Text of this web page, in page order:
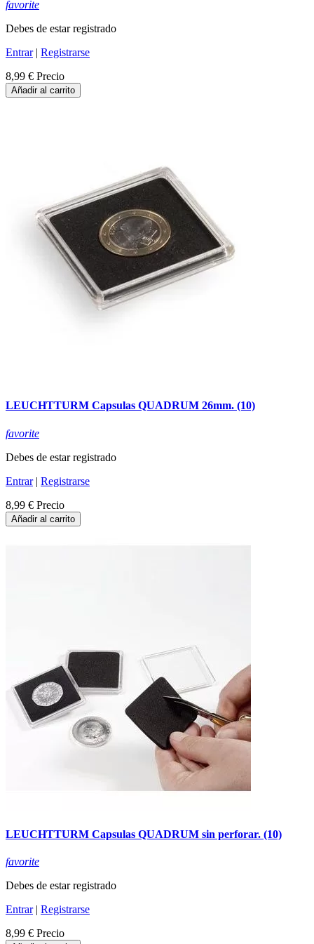
favorite
Debes de estar registrado
Entrar| Registrarse
8,99 € Precio
Añadir al carrito
LEUCHTTURM Capsulas QUADRUM 26mm. (10)
favorite
Debes de estar registrado
Entrar| Registrarse
8,99 € Precio
Añadir al carrito
LEUCHTTURM Capsulas QUADRUM sin perforar. (10)
favorite
Debes de estar registrado
Entrar| Registrarse
8,99 € Precio